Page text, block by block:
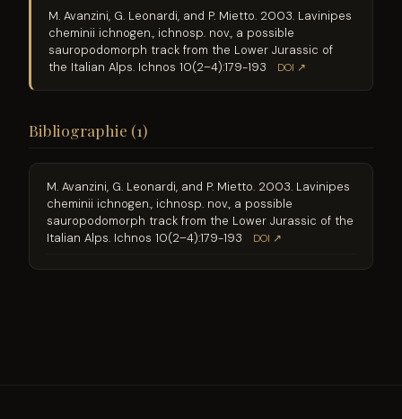
M. Avanzini, G. Leonardi, and P. Mietto. 2003. Lavinipes
cheminii ichnogen., ichnosp. nov., a possible
sauropodomorph track from the Lower Jurassic of
the Italian Alps. Ichnos 10(2–4):179-193
DOI ↗
Bibliographie (1)
M. Avanzini, G. Leonardi, and P. Mietto. 2003. Lavinipes
cheminii ichnogen., ichnosp. nov., a possible
sauropodomorph track from the Lower Jurassic of the
Italian Alps. Ichnos 10(2–4):179-193
DOI ↗